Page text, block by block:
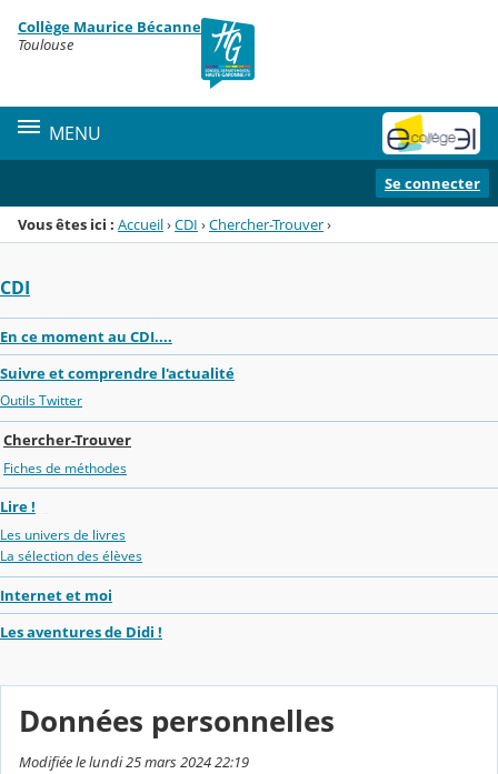
Menu de la rubrique
Contenu
Collège Maurice Bécanne
Toulouse
MENU
Se connecter
Vous êtes ici : Accueil›CDI ›Chercher-Trouver›
CDI
En ce moment au CDI....
Suivre et comprendre l'actualité
Outils Twitter
Chercher-Trouver
Fiches de méthodes
Lire !
Les univers de livres
La sélection des élèves
Internet et moi
Les aventures de Didi !
Données personnelles
Modifiée le lundi 25 mars 2024 22:19